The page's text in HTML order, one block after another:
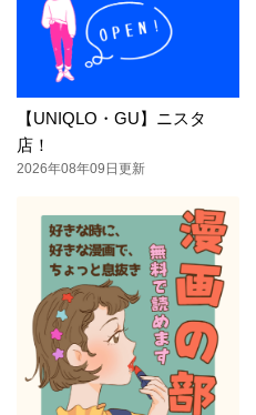
【UNIQLO・GU】ニスタ
店！
2026年08年09日更新